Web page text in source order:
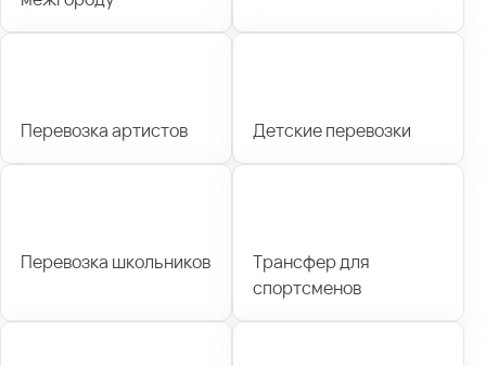
Перевозка артистов Детские перевозки
Перевозка школьников
Трансфер для
спортсменов